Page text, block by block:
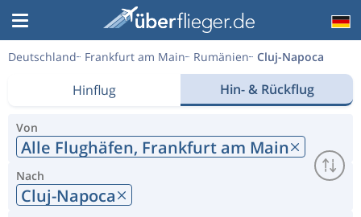
Deutschland Frankfurt am Main Rumänien Cluj-Napoca
Hinflug Hin- & Rückflug
Von
Alle Flughäfen, Frankfurt am Main
Nach
Cluj-Napoca